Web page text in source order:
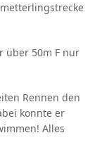
über 50m F nur
Rennen den
konnte er
Alles